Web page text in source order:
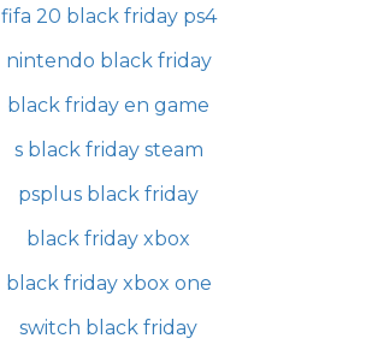
fifa 20 black friday ps4
nintendo black friday
black friday en game
s black friday steam
psplus black friday
black friday xbox
black friday xbox one
switch black friday